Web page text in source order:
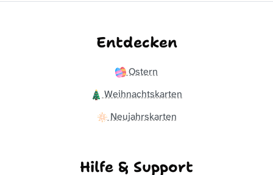
Entdecken
Ostern
Weihnachtskarten
Neujahrskarten
Hilfe & Support